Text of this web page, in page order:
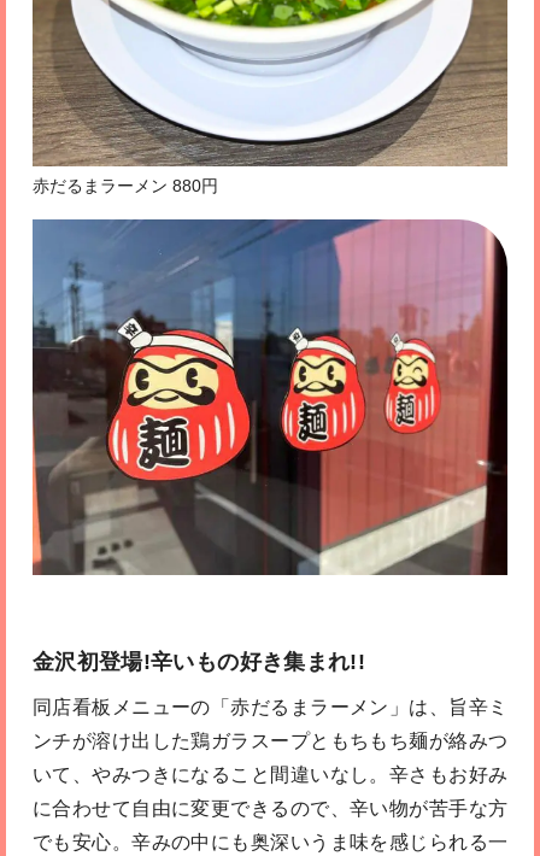
赤だるまラーメン 880円
金沢初登場!辛いもの好き集まれ!!
同店看板メニューの「赤だるまラーメン」は、旨辛ミ
ンチが溶け出した鶏ガラスープともちもち麺が絡みつ
いて、やみつきになること間違いなし。辛さもお好み
に合わせて自由に変更できるので、辛い物が苦手な方
でも安心。辛みの中にも奥深いうま味を感じられる一